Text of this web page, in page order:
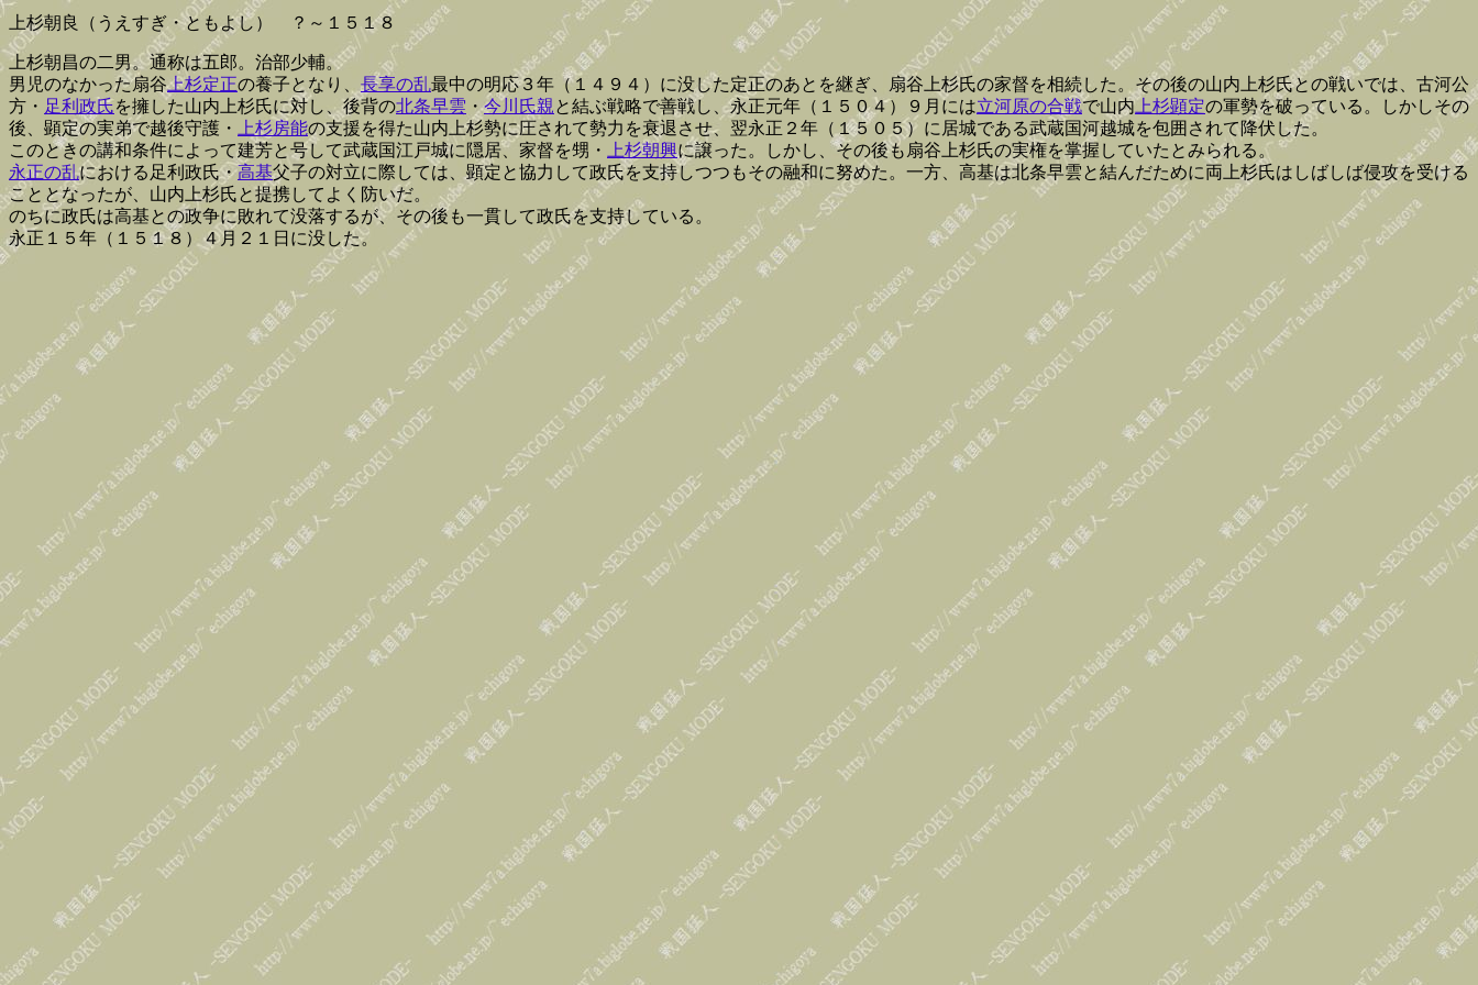
上杉朝良（うえすぎ・ともよし） ？～１５１８
上杉朝昌の二男。通称は五郎。治部少輔。
男児のなかった扇谷上杉定正の養子となり、 長享の乱最中の明応３年（１４９４）に没した定正のあとを継ぎ、扇谷上杉氏の家督を相続した。その後の山内上杉氏との戦いでは、古河公
方・ 足利政氏を擁した山内上杉氏に対し、後背の北条早雲 ・今川氏親と結ぶ戦略で善戦し、永正元年（１５０４）９月には立河原の合戦で山内上杉顕定の軍勢を破っている。しかしその
後、顕定の実弟で越後守護・
上杉房能の支援を得た山内上杉勢に圧されて勢力を衰退させ、翌永正２年（１５０５）に居城である武蔵国河越城を包囲されて降伏した。
このときの講和条件によって建芳と号して武蔵国江戸城に隠居、家督を甥・
上杉朝興に譲った。しかし、その後も扇谷上杉氏の実権を掌握していたとみられる。
永正の乱における足利政氏・高基父子の対立に際しては、顕定と協力して政氏を支持しつつもその融和に努めた。一方、高基は北条早雲と結んだために両上杉氏はしばしば侵攻を受ける
こととなったが、山内上杉氏と提携してよく防いだ。
のちに政氏は高基との政争に敗れて没落するが、その後も一貫して政氏を支持している。
永正１５年（１５１８）４月２１日に没した。